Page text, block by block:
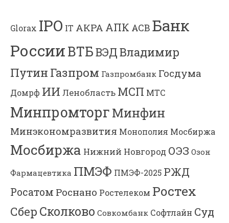
Glorax IPO IT АКРА АПК АСВ Банк
РоссииВТБВЭДВладимир
Путин Газпром Газпромбанк Госдума
Домрф ИИ Ленобласть МСП МТС
МинпромторгМинфин
Минэкономразвития Монополия Мосбиржа
Мосбиржа Нижний Новгород ОЭЗ Озон
Фармацевтика ПМЭФ ПМЭФ-2025 РЖД
Росатом Роснано Ростелеком Ростех
Сбер Сколково Совкомбанк Софтлайн Суд